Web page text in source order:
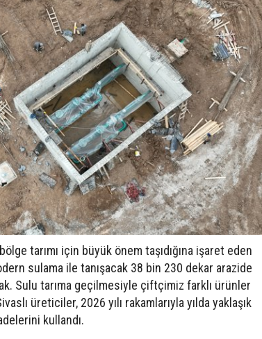
tarımı için büyük önem taşıdığına işaret eden
sulama ile tanışacak 38 bin 230 dekar arazide
Sulu tarıma geçilmesiyle çiftçimiz farklı ürünler
üreticiler, 2026 yılı rakamlarıyla yılda yaklaşık
kullandı.